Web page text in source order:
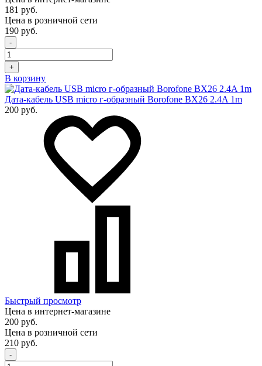
181 руб.
Цена в розничной сети
190 руб.
-
+
В корзину
Дата-кабель USB micro г-образный Borofone BX26 2.4A 1m
200 руб.
Быстрый просмотр
Цена в интернет-магазине
200 руб.
Цена в розничной сети
210 руб.
-